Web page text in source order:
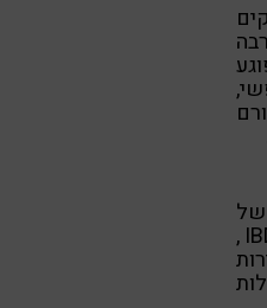
של
מחלות, הרבה מעבר למה שידעתי, מחלות כמו: שלשול אקוטי, IBD,IBS ,